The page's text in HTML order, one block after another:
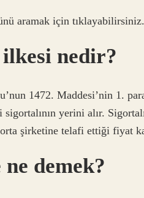
aramak için
nedir?
1472. Maddesi’nin 1.
yerini alır.
şirketine telafi ettiği fiyat
demek?